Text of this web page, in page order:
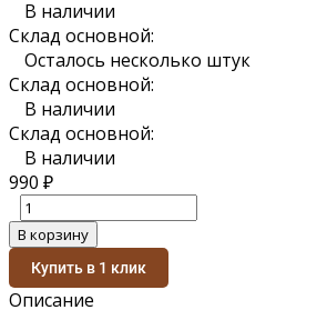
В наличии
Склад основной:
Осталось несколько штук
Склад основной:
В наличии
Склад основной:
В наличии
990 ₽
В корзину
Купить в 1 клик
Описание